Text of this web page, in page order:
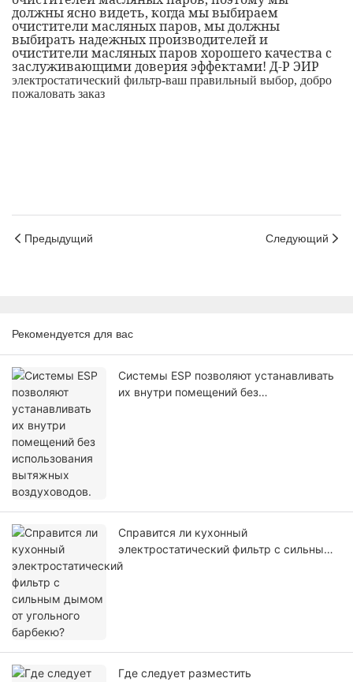
должны ясно видеть, когда мы выбираем
очистители масляных паров, мы должны
выбирать надежных производителей и
очистители масляных паров хорошего качества с
заслуживающими доверия эффектами! Д-Р ЭИР
электростатический фильтр-ваш правильный выбор, добро
пожаловать заказ
Предыдущий Следующий
Рекомендуется для вас
Системы ESP позволяют устанавливать
их внутри помещений без
Справится ли кухонный
электростатический фильтр с сильным
дымом от угольного барбекю?
Где следует разместить